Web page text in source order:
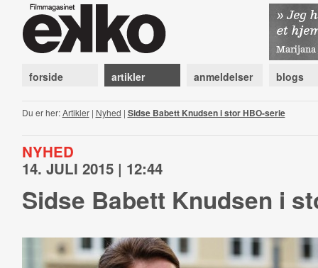
forside artikler anmeldelser blogs
Du er her:Artikler| Nyhed | Sidse Babett Knudsen i stor HBO-serie
NYHED
14. JULI 2015 | 12:44
Sidse Babett Knudsen i